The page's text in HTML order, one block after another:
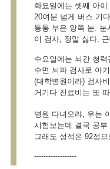
화요일에는 셋째 아
20여분 넘게 버스 기
퉁퉁 부은 양쪽 눈. 눈
이 검사, 정말 싫다.
수요일에는 뇌간 청
수면 뇌파 검사로 아
(대학병원이라) 검사
거기다 진료비는 또
병원 다녀오랴, 우는
시험보는데 결국 공
그래도 성적은 92점
------------------